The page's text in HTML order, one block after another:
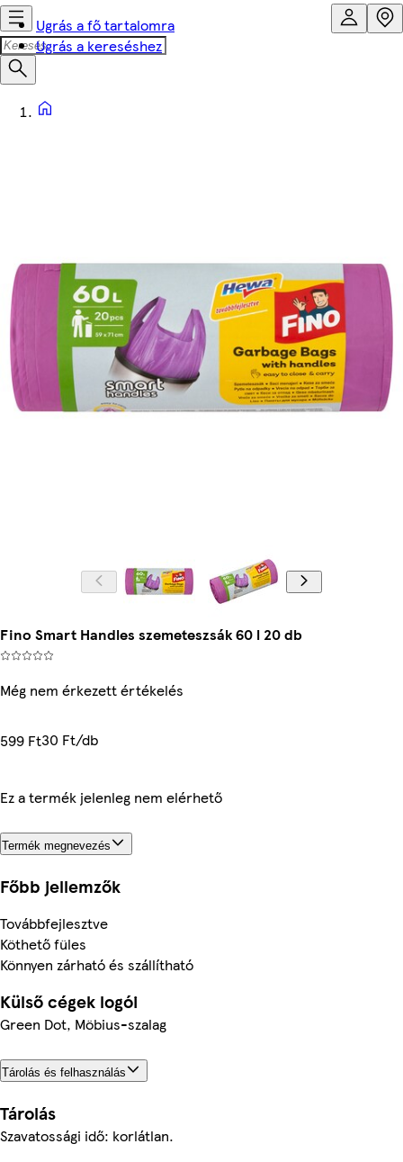
Ugrás a fő tartalomra
Ugrás a kereséshez
Fino Smart Handles szemeteszsák 60 l 20 db
Még nem érkezett értékelés
599 Ft30 Ft/db
Ez a termék jelenleg nem elérhető
Termék megnevezés
Főbb jellemzők
Továbbfejlesztve
Köthető füles
Könnyen zárható és szállítható
Külső cégek logói
Green Dot, Möbius-szalag
Tárolás és felhasználás
Tárolás
Szavatossági idő: korlátlan.